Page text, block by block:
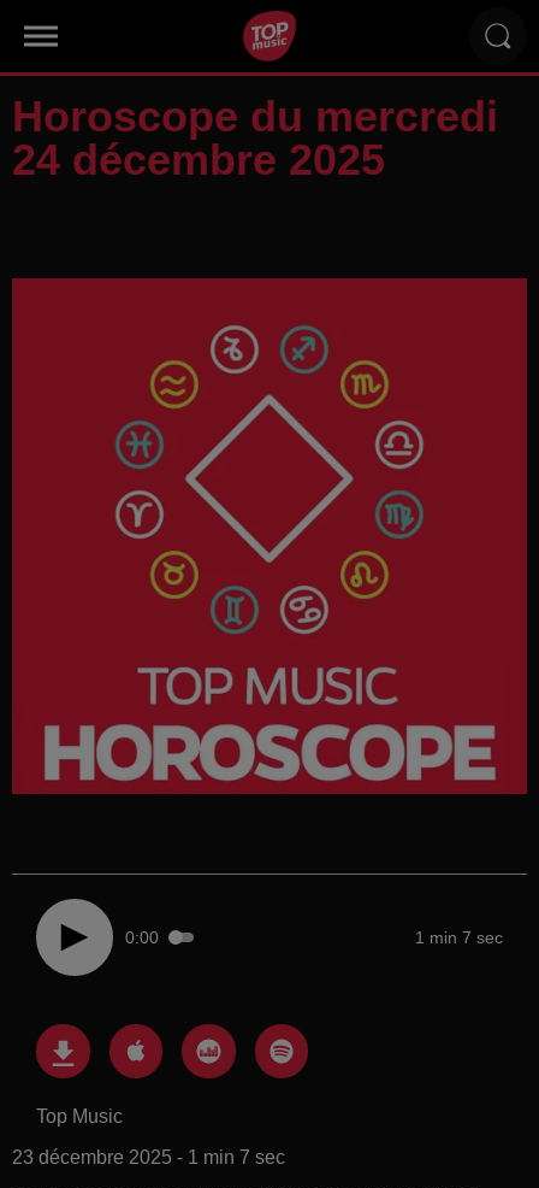
Horoscope du mercredi
24 décembre 2025
0:00 1 min 7 sec
Top Music
23 décembre 2025 - 1 min 7 sec